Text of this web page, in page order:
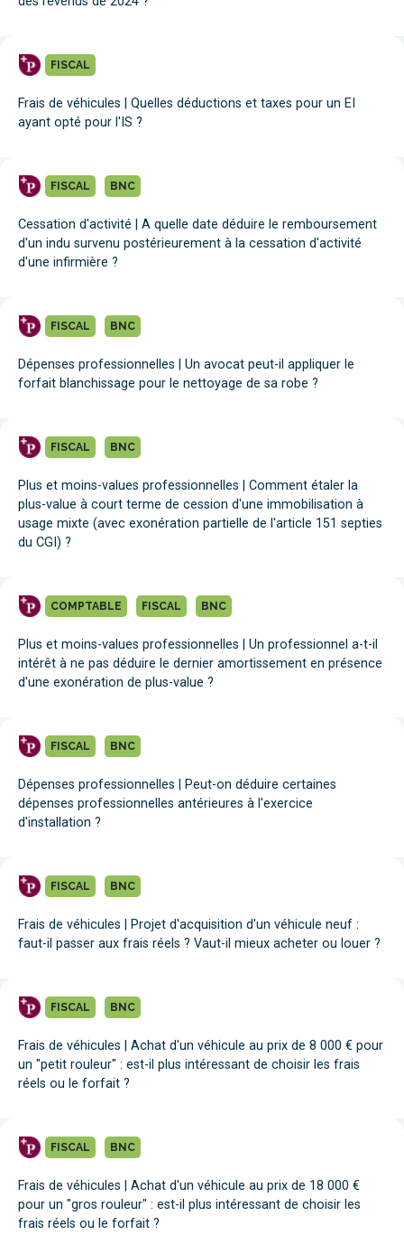
FISCAL
Frais de véhicules | Quelles déductions et taxes pour un EI
ayant opté pour l'IS ?
FISCAL BNC
Cessation d'activité | A quelle date déduire le remboursement
d'un indu survenu postérieurement à la cessation d'activité
d'une infirmière ?
FISCAL BNC
Dépenses professionnelles | Un avocat peut-il appliquer le
forfait blanchissage pour le nettoyage de sa robe ?
FISCAL BNC
Plus et moins-values professionnelles | Comment étaler la
plus-value à court terme de cession d'une immobilisation à
usage mixte (avec exonération partielle de l'article 151 septies
du CGI) ?
COMPTABLE FISCAL BNC
Plus et moins-values professionnelles | Un professionnel a-t-il
intérêt à ne pas déduire le dernier amortissement en présence
d'une exonération de plus-value ?
FISCAL BNC
Dépenses professionnelles | Peut-on déduire certaines
dépenses professionnelles antérieures à l'exercice
d'installation ?
FISCAL BNC
Frais de véhicules | Projet d'acquisition d'un véhicule neuf :
faut-il passer aux frais réels ? Vaut-il mieux acheter ou louer ?
FISCAL BNC
Frais de véhicules | Achat d'un véhicule au prix de 8 000 € pour
un "petit rouleur" : est-il plus intéressant de choisir les frais
réels ou le forfait ?
FISCAL BNC
Frais de véhicules | Achat d'un véhicule au prix de 18 000 €
pour un "gros rouleur" : est-il plus intéressant de choisir les
frais réels ou le forfait ?